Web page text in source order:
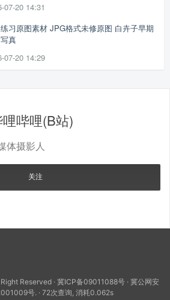
07-20 14:31
习原图素材 JPG格式未修原图 白卉子早期
真
07-20 14:29
哔哩(B站)
体摄影人
关注
Reserved · 冀ICP备09011088号 · 冀公网安
号. · 72次查询, 消耗0.062s